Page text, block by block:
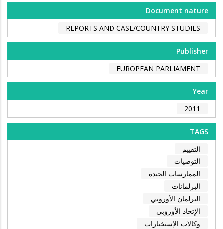
Document nature
REPORTS AND CASE/COUNTRY STUDIES
Publisher
EUROPEAN PARLIAMENT
Year
2011
TAGS
التقييم
التوصيات
الممارسات الجيدة
البرلمانات
البرلمان الأوروبي
الإتحاد الأوروبي
وكالات الإستخبارات